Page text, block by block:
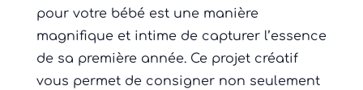
pour votre bébé est une manière
magnifique et intime de capturer l’essence
de sa première année. Ce projet créatif
vous permet de consigner non seulement